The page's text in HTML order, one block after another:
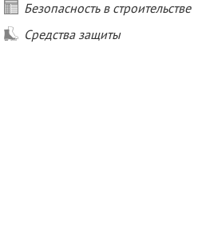
Безопасность в строительстве
Средства защиты